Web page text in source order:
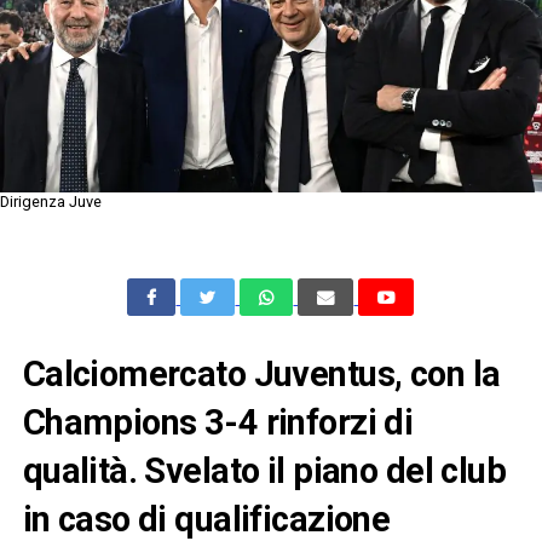
Dirigenza Juve
Calciomercato Juventus, con la
Champions 3-4 rinforzi di
qualità. Svelato il piano del club
in caso di qualificazione